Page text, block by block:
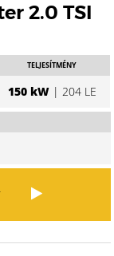
2.0 TSI
TELJESÍTMÉNY
150 kW| 204 LE